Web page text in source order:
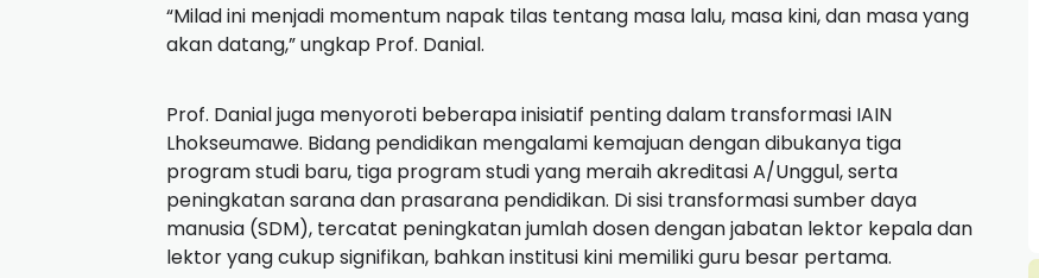
“Milad ini menjadi momentum napak tilas tentang masa lalu, masa kini, dan masa yang
akan datang,” ungkap Prof. Danial.
Prof. Danial juga menyoroti beberapa inisiatif penting dalam transformasi IAIN
Lhokseumawe. Bidang pendidikan mengalami kemajuan dengan dibukanya tiga
program studi baru, tiga program studi yang meraih akreditasi A/Unggul, serta
peningkatan sarana dan prasarana pendidikan. Di sisi transformasi sumber daya
manusia (SDM), tercatat peningkatan jumlah dosen dengan jabatan lektor kepala dan
lektor yang cukup signifikan, bahkan institusi kini memiliki guru besar pertama.